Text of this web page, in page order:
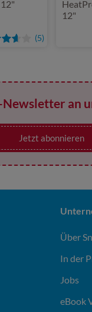
(5)
12"
an
Jetzt abonnieren
Über
In der
Jobs
eBook